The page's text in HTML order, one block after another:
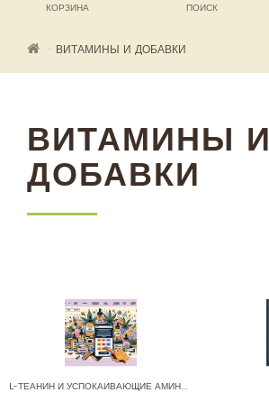
ПОИСК
КОРЗИНА
ВИТАМИНЫ И ДОБАВКИ
ВИТАМИНЫ И
ДОБАВКИ
L-ТЕАНИН И УСПОКАИВАЮЩИЕ АМИНОКИСЛОТЫ